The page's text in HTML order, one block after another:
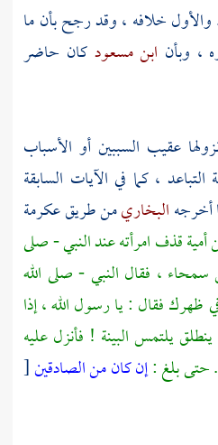
خلافه ، وقد رجح بأن ما
، وبأن ابن مسعودكان حاضر
عقيب السببين أو الأسباب
، كما في الآيات السابقة
أخرجهالبخاريمن طريقعكرمة
قذف امرأته عند النبي - صلى
سمحاء ، فقال النبي - صلى الله
ظهرك فقال : يا رسول الله ، إذا
يلتمس البينة ! فأنزل عليه
حتى بلغ :إن كان من الصادقين[